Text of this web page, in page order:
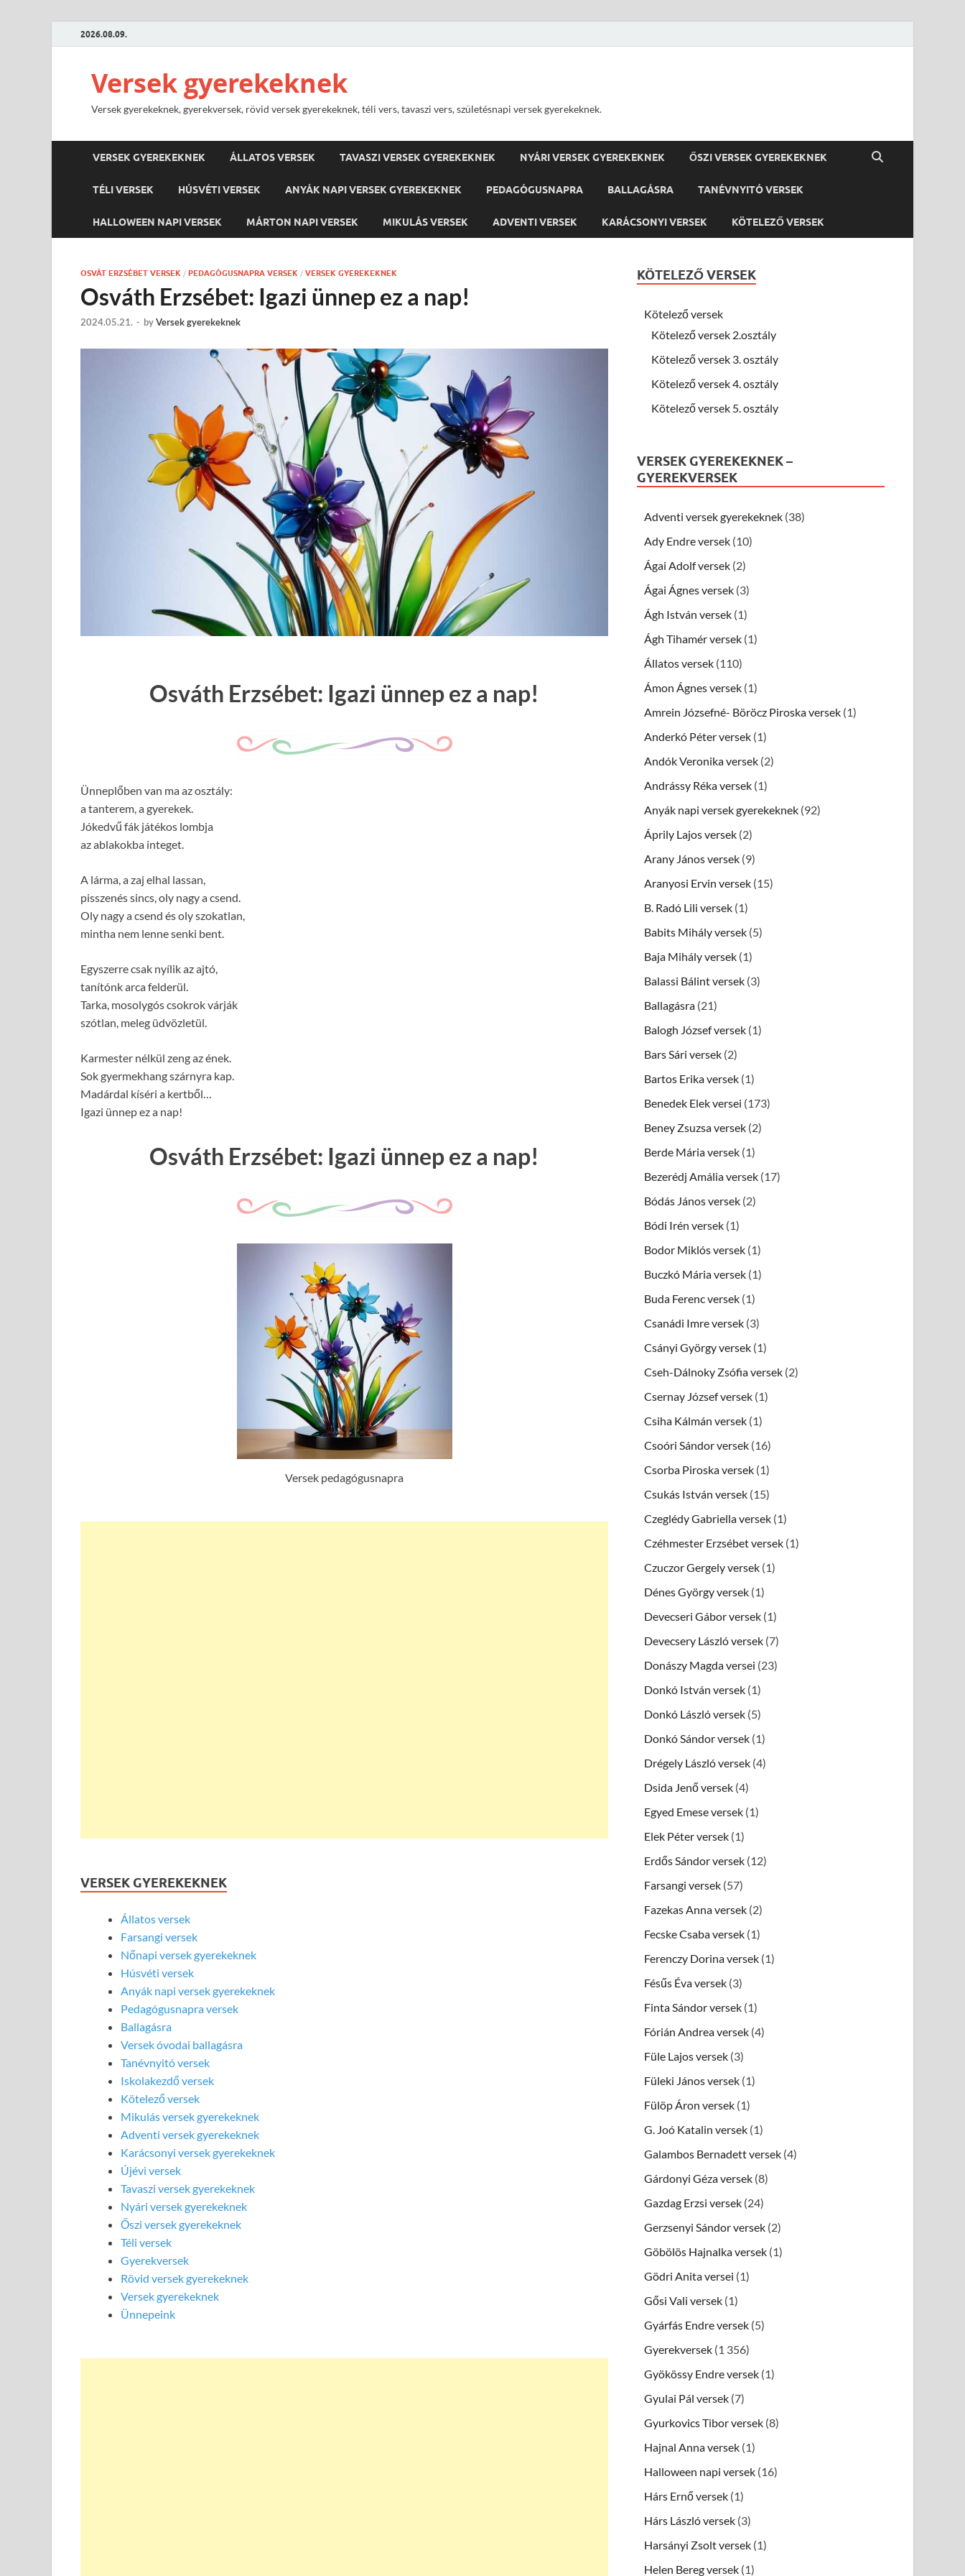
2026.08.09.
Versek gyerekeknek
Versek gyerekeknek, gyerekversek, rövid versek gyerekeknek, téli vers, tavaszi vers, születésnapi versek gyerekeknek.
VERSEK GYEREKEKNEK ÁLLATOS VERSEK TAVASZI VERSEK GYEREKEKNEK NYÁRI VERSEK GYEREKEKNEK ŐSZI VERSEK GYEREKEKNEK
TÉLI VERSEK HÚSVÉTI VERSEK ANYÁK NAPI VERSEK GYEREKEKNEK PEDAGÓGUSNAPRA BALLAGÁSRA TANÉVNYITÓ VERSEK
HALLOWEEN NAPI VERSEK MÁRTON NAPI VERSEK MIKULÁS VERSEK ADVENTI VERSEK KARÁCSONYI VERSEK KÖTELEZŐ VERSEK
OSVÁT ERZSÉBET VERSEK / PEDAGÓGUSNAPRA VERSEK / VERSEK GYEREKEKNEK
Osváth Erzsébet: Igazi ünnep ez a nap!
2024.05.21. - byVersek gyerekeknek
Osváth Erzsébet: Igazi ünnep ez a nap!
Ünneplőben van ma az osztály:
a tanterem, a gyerekek.
Jókedvű fák játékos lombja
az ablakokba integet.
A lárma, a zaj elhal lassan,
pisszenés sincs, oly nagy a csend.
Oly nagy a csend és oly szokatlan,
mintha nem lenne senki bent.
Egyszerre csak nyílik az ajtó,
tanítónk arca felderül.
Tarka, mosolygós csokrok várják
szótlan, meleg üdvözletül.
Karmester nélkül zeng az ének.
Sok gyermekhang szárnyra kap.
Madárdal kíséri a kertből…
Igazi ünnep ez a nap!
Osváth Erzsébet: Igazi ünnep ez a nap!
Versek pedagógusnapra
VERSEK GYEREKEKNEK
Állatos versek
Farsangi versek
Nőnapi versek gyerekeknek
Húsvéti versek
Anyák napi versek gyerekeknek
Pedagógusnapra versek
Ballagásra
Versek óvodai ballagásra
Tanévnyitó versek
Iskolakezdő versek
Kötelező versek
Mikulás versek gyerekeknek
Adventi versek gyerekeknek
Karácsonyi versek gyerekeknek
Újévi versek
Tavaszi versek gyerekeknek
Nyári versek gyerekeknek
Őszi versek gyerekeknek
Téli versek
Gyerekversek
Rövid versek gyerekeknek
Versek gyerekeknek
Ünnepeink
KÖTELEZŐ VERSEK
Kötelező versek
Kötelező versek 2.osztály
Kötelező versek 3. osztály
Kötelező versek 4. osztály
Kötelező versek 5. osztály
VERSEK GYEREKEKNEK –
GYEREKVERSEK
Adventi versek gyerekeknek (38)
Ady Endre versek (10)
Ágai Adolf versek (2)
Ágai Ágnes versek (3)
Ágh István versek (1)
Ágh Tihamér versek (1)
Állatos versek (110)
Ámon Ágnes versek (1)
Amrein Józsefné- Böröcz Piroska versek (1)
Anderkó Péter versek (1)
Andók Veronika versek (2)
Andrássy Réka versek (1)
Anyák napi versek gyerekeknek (92)
Áprily Lajos versek (2)
Arany János versek (9)
Aranyosi Ervin versek (15)
B. Radó Lili versek (1)
Babits Mihály versek (5)
Baja Mihály versek (1)
Balassi Bálint versek (3)
Ballagásra (21)
Balogh József versek (1)
Bars Sári versek (2)
Bartos Erika versek (1)
Benedek Elek versei (173)
Beney Zsuzsa versek (2)
Berde Mária versek (1)
Bezerédj Amália versek (17)
Bódás János versek (2)
Bódi Irén versek (1)
Bodor Miklós versek (1)
Buczkó Mária versek (1)
Buda Ferenc versek (1)
Csanádi Imre versek (3)
Csányi György versek (1)
Cseh-Dálnoky Zsófia versek (2)
Csernay József versek (1)
Csiha Kálmán versek (1)
Csoóri Sándor versek (16)
Csorba Piroska versek (1)
Csukás István versek (15)
Czeglédy Gabriella versek (1)
Czéhmester Erzsébet versek (1)
Czuczor Gergely versek (1)
Dénes György versek (1)
Devecseri Gábor versek (1)
Devecsery László versek (7)
Donászy Magda versei (23)
Donkó István versek (1)
Donkó László versek (5)
Donkó Sándor versek (1)
Drégely László versek (4)
Dsida Jenő versek (4)
Egyed Emese versek (1)
Elek Péter versek (1)
Erdős Sándor versek (12)
Farsangi versek (57)
Fazekas Anna versek (2)
Fecske Csaba versek (1)
Ferenczy Dorina versek (1)
Fésűs Éva versek (3)
Finta Sándor versek (1)
Fórián Andrea versek (4)
Füle Lajos versek (3)
Füleki János versek (1)
Fülöp Áron versek (1)
G. Joó Katalin versek (1)
Galambos Bernadett versek (4)
Gárdonyi Géza versek (8)
Gazdag Erzsi versek (24)
Gerzsenyi Sándor versek (2)
Göbölös Hajnalka versek (1)
Gödri Anita versei (1)
Gősi Vali versek (1)
Gyárfás Endre versek (5)
Gyerekversek (1 356)
Gyökössy Endre versek (1)
Gyulai Pál versek (7)
Gyurkovics Tibor versek (8)
Hajnal Anna versek (1)
Halloween napi versek (16)
Hárs Ernő versek (1)
Hárs László versek (3)
Harsányi Zsolt versek (1)
Helen Bereg versek (1)